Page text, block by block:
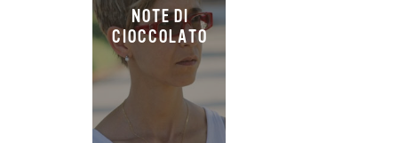
NOTE DI
CIOCCOLATO